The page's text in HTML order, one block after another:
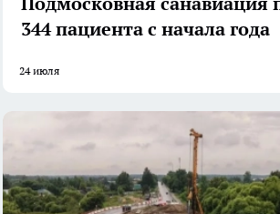
344 пациента с начала года
24 июля